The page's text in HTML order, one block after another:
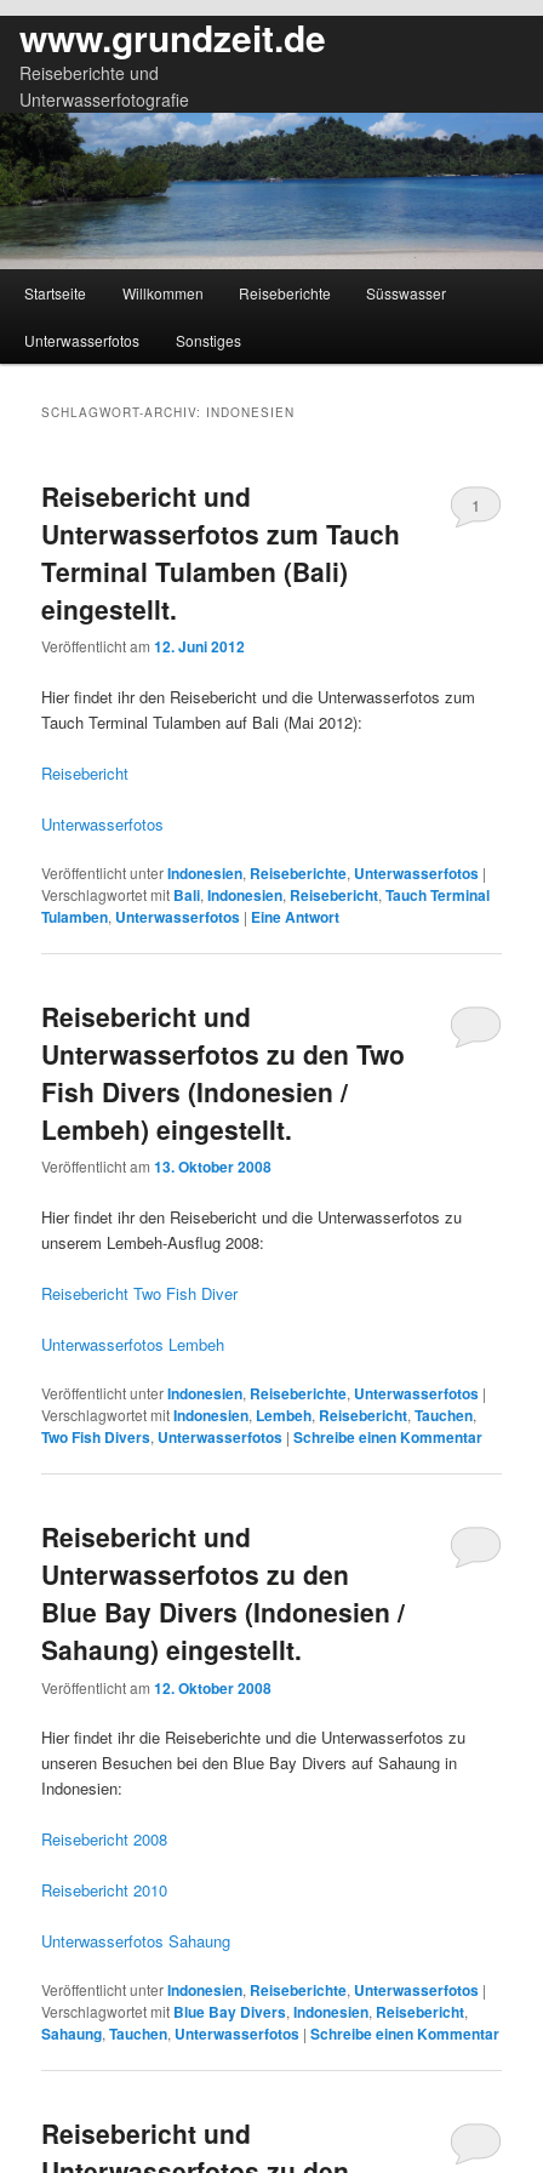
www.grundzeit.de
Reiseberichte und
Unterwasserfotografie
Zum
primären
Zum
sekundären
Startseite Willkommen Reiseberichte Süsswasser
Unterwasserfotos Sonstiges
SCHLAGWORT-ARCHIV: INDONESIEN
Reisebericht und
Unterwasserfotos zum Tauch
Terminal Tulamben (Bali)
eingestellt.
Veröffentlicht am12. Juni 2012
1
Hier findet ihr den Reisebericht und die Unterwasserfotos zum
Tauch Terminal Tulamben auf Bali (Mai 2012):
Reisebericht
Unterwasserfotos
Veröffentlicht unterIndonesien, Reiseberichte, Unterwasserfotos |
Verschlagwortet mit Bali,Indonesien, Reisebericht,Tauch Terminal
Tulamben, Unterwasserfotos | EineAntwort
Reisebericht und
Unterwasserfotos zu den Two
Fish Divers (Indonesien /
Lembeh) eingestellt.
Veröffentlicht am13. Oktober 2008
Hier findet ihr den Reisebericht und die Unterwasserfotos zu
unserem Lembeh-Ausflug 2008:
Reisebericht Two Fish Diver
Unterwasserfotos Lembeh
Veröffentlicht unterIndonesien, Reiseberichte, Unterwasserfotos |
Verschlagwortet mitIndonesien, Lembeh, Reisebericht,Tauchen,
Two Fish Divers, Unterwasserfotos |Schreibe einen Kommentar
Reisebericht und
Unterwasserfotos zu den
Blue Bay Divers (Indonesien /
Sahaung) eingestellt.
Veröffentlicht am12. Oktober 2008
Hier findet ihr die Reiseberichte und die Unterwasserfotos zu
unseren Besuchen bei den Blue Bay Divers auf Sahaung in
Indonesien:
Reisebericht 2008
Reisebericht 2010
Unterwasserfotos Sahaung
Veröffentlicht unterIndonesien, Reiseberichte, Unterwasserfotos |
Verschlagwortet mit Blue Bay Divers,Indonesien, Reisebericht,
Sahaung,Tauchen, Unterwasserfotos |Schreibe einen Kommentar
Reisebericht und